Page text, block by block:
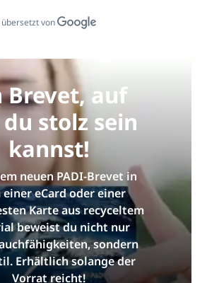
übersetzt von
Brevet, auf
stolz sein
kannst!
neuen PADI-Brevet in
einer eCard oder einer
Karte aus recyceltem
beweist du nicht nur
sondern
Erhältlich solange der
Vorrat reicht!